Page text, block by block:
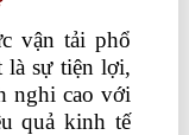
vận tải phổ
là sự tiện lợi,
nghi cao với
quả kinh tế